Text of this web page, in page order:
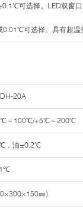
可选择。LED双窗
可选择。具有超温
20A
～100℃/+5℃～200℃
，油±0.2℃
㎜)